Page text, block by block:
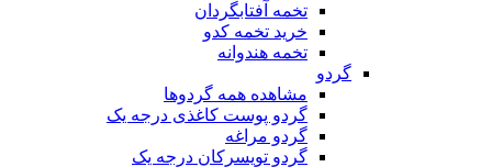
تخمه آفتابگردان
خرید تخمه کدو
تخمه هندوانه
گردو
مشاهده همه گردوها
گردو پوست کاغذی درجه یک
گردو مراغه
گردو تویسرکان درجه یک